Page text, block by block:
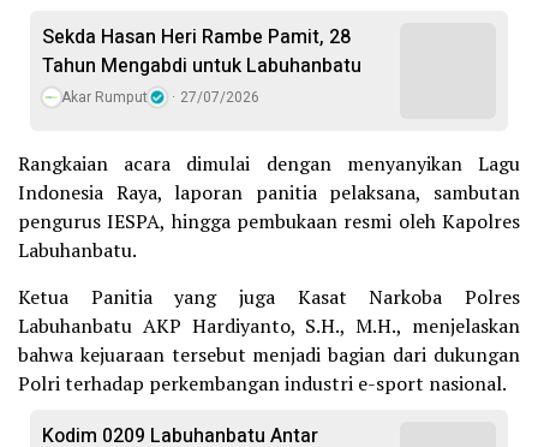
Sekda Hasan Heri Rambe Pamit, 28
Tahun Mengabdi untuk Labuhanbatu
Akar Rumput 27/07/2026
Rangkaian acara dimulai dengan menyanyikan Lagu
Indonesia Raya, laporan panitia pelaksana, sambutan
pengurus IESPA, hingga pembukaan resmi oleh Kapolres
Labuhanbatu.
Ketua Panitia yang juga Kasat Narkoba Polres
Labuhanbatu AKP Hardiyanto, S.H., M.H., menjelaskan
bahwa kejuaraan tersebut menjadi bagian dari dukungan
Polri terhadap perkembangan industri e-sport nasional.
Kodim 0209 Labuhanbatu Antar